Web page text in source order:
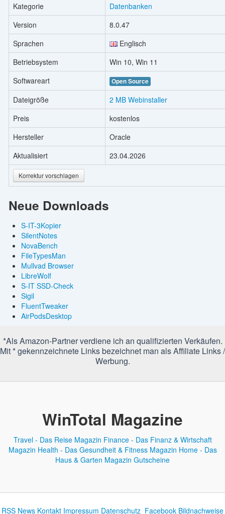
Kategorie
Datenbanken
Version
8.0.47
Sprachen
Englisch
Betriebsystem
Win 10, Win 11
Softwareart
Open Source
Dateigröße
2 MB Webinstaller
Preis
kostenlos
Hersteller
Oracle
Aktualisiert
23.04.2026
Korrektur vorschlagen
Neue Downloads
S-IT-3Kopier
SilentNotes
NovaBench
FileTypesMan
Mullvad Browser
LibreWolf
S-IT SSD-Check
Sigil
FluentTweaker
AirPodsDesktop
*Als Amazon-Partner verdiene ich an qualifizierten Verkäufen.
Mit * gekennzeichnete Links bezeichnet man als Affiliate Links /
Werbung.
WinTotal Magazine
Travel - Das Reise Magazin Finance - Das Finanz & Wirtschaft
Magazin Health - Das Gesundheit & Fitness Magazin Home - Das
Haus & Garten Magazin Gutscheine
RSS News Kontakt Impressum Datenschutz Facebook Bildnachweise